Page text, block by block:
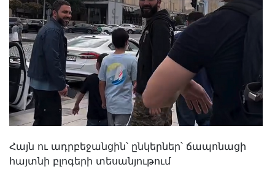
Հայն ու ադրբեջանցին՝ ընկերներ՝ ճապոնացի
հայտնի բլոգերի տեսանյութում